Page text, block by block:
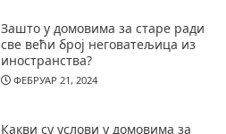
Зашто у домовима за старе ради
све већи број неговатељица из
иностранства?
ФЕБРУАР 21, 2024
Какви су услови у домовима за